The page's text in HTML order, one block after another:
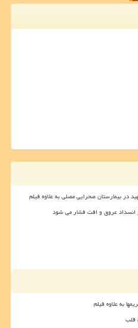
عروق و افت فشار می شود
به علاوه فیلم
قلب